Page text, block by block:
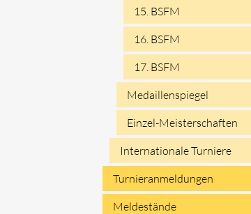
15. BSFM
16. BSFM
17. BSFM
Medaillenspiegel
Einzel-Meisterschaften
Internationale Turniere
Turnieranmeldungen
Meldestände